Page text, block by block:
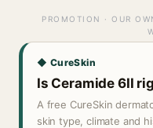
PROMOTION · OUR
◆ CureSkin
Is Ceramide 6II
A free CureSkin
skin type, climate and